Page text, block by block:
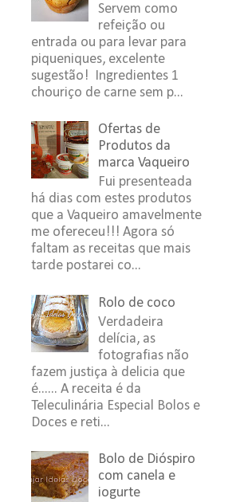
Servem como
refeição ou
entrada ou para levar para
piqueniques, excelente
sugestão! Ingredientes 1
chouriço de carne sem p...
Ofertas de
Produtos da
marca Vaqueiro
Fui presenteada
há dias com estes produtos
que a Vaqueiro amavelmente
me ofereceu!!! Agora só
faltam as receitas que mais
tarde postarei co...
Rolo de coco
Verdadeira
delícia, as
fotografias não
fazem justiça à delicia que
é...... A receita é da
Teleculinária Especial Bolos e
Doces e reti...
Bolo de Dióspiro
com canela e
iogurte